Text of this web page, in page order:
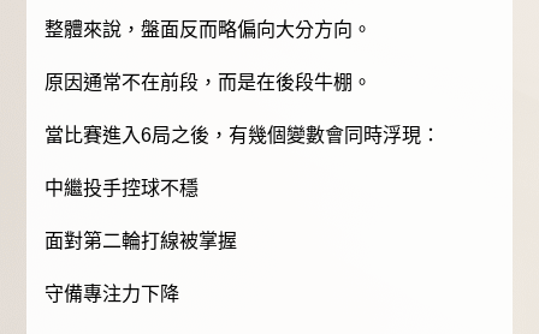
整體來說，盤面反而略偏向大分方向。
原因通常不在前段，而是在後段牛棚。
當比賽進入6局之後，有幾個變數會同時浮現：
中繼投手控球不穩
面對第二輪打線被掌握
守備專注力下降